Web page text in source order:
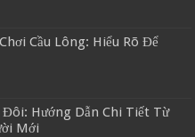
Cầu Lông: Hiểu Rõ Để
Đôi: Hướng Dẫn Chi Tiết Từ
Mới